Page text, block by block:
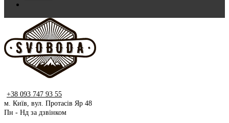
+38 093 747 93 55
м. Київ, вул. Протасів Яр 48
Пн - Нд за дзвінком